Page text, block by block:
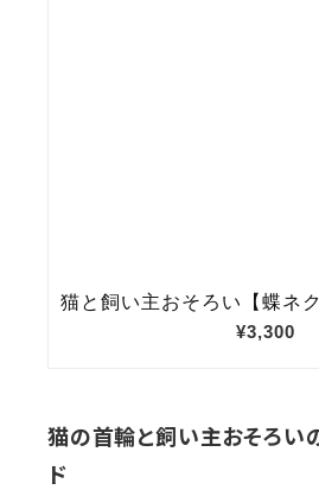
猫の首輪と飼い主おそろい
ド